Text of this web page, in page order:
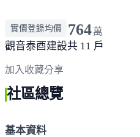
實價登錄均價 764萬
觀音泰酉建設共 11 戶
加入收藏分享
社區總覽
基本資料